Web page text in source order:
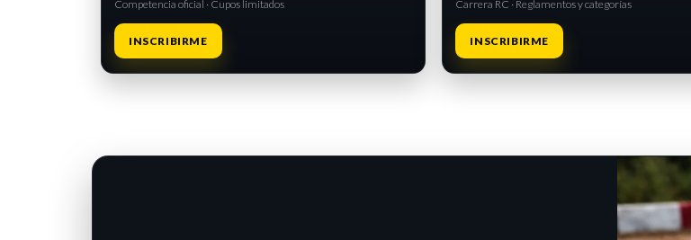
Competencia oficial · Cupos limitados
INSCRIBIRME
Carrera RC · Reglamentos y categorías
INSCRIBIRME